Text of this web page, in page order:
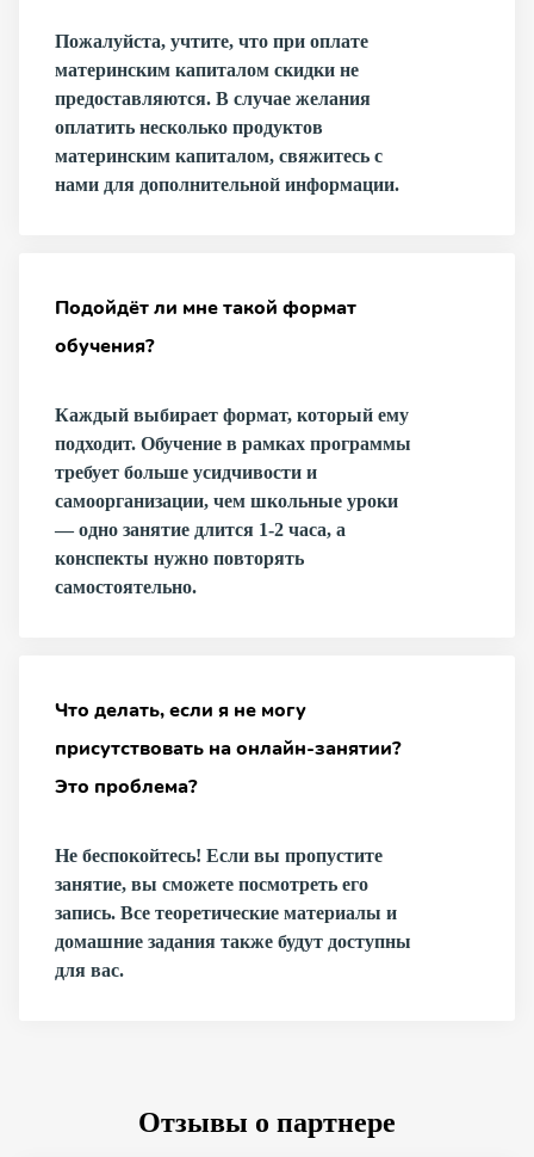
Пожалуйста, учтите, что при оплате
материнским капиталом скидки не
предоставляются. В случае желания
оплатить несколько продуктов
материнским капиталом, свяжитесь с
нами для дополнительной информации.
Подойдёт ли мне такой формат
обучения?
Каждый выбирает формат, который ему
подходит. Обучение в рамках программы
требует больше усидчивости и
самоорганизации, чем школьные уроки
— одно занятие длится 1-2 часа, а
конспекты нужно повторять
самостоятельно.
Что делать, если я не могу
присутствовать на онлайн-занятии?
Это проблема?
Не беспокойтесь! Если вы пропустите
занятие, вы сможете посмотреть его
запись. Все теоретические материалы и
домашние задания также будут доступны
для вас.
Отзывы о партнере